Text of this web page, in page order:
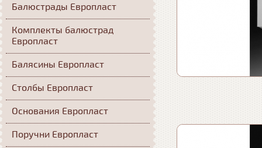
Балюстрады Европласт
Комплекты балюстрад
Европласт
Балясины Европласт
Столбы Европласт
Основания Европласт
Поручни Европласт